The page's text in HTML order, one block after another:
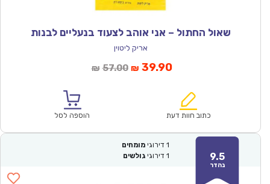
שאול החתול – אני אוהב לצעוד בנעליים לבנות
אריק ליטוין
₪ 57.00המחיר
₪57.00.
₪ 39.90המחיר
הוא:
כתוב חוות דעת הוספה לסל
9.5
נהדר
1 דירוגי מומחים
1 דירוגי גולשים